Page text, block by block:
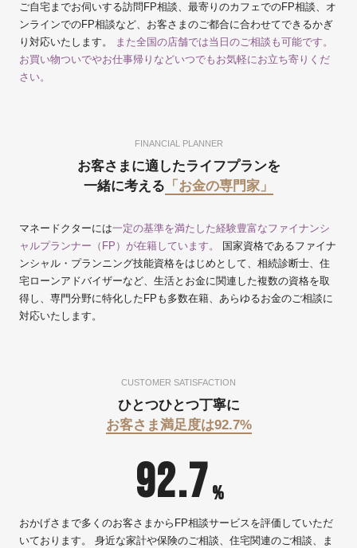
ご自宅までお伺いする訪問FP相談、最寄りのカフェでのFP相談、オ
ンラインでのFP相談など、お客さまのご都合に合わせてできるかぎ
り対応いたします。
また全国の店舗では当日のご相談も可能です。
お買い物ついでやお仕事帰りなどいつでもお気軽にお立ち寄りくだ
さい。
FINANCIAL PLANNER
お客さまに適したライフプランを
一緒に考える 「お金の専門家」
マネードクターには一定の基準を満たした経験豊富なファイナンシ
ャルプランナー（FP）が在籍しています。
国家資格であるファイナ
ンシャル・プランニング技能資格をはじめとして、相続診断士、住
宅ローンアドバイザーなど、生活とお金に関連した複数の資格を取
得し、専門分野に特化したFPも多数在籍、あらゆるお金のご相談に
対応いたします。
CUSTOMER SATISFACTION
ひとつひとつ丁寧に
お客さま満足度は92.7%
おかげさまで多くのお客さまからFP相談サービスを評価していただ
いております。 身近な家計や保険のご相談、住宅関連のご相談、ま
92.7 %